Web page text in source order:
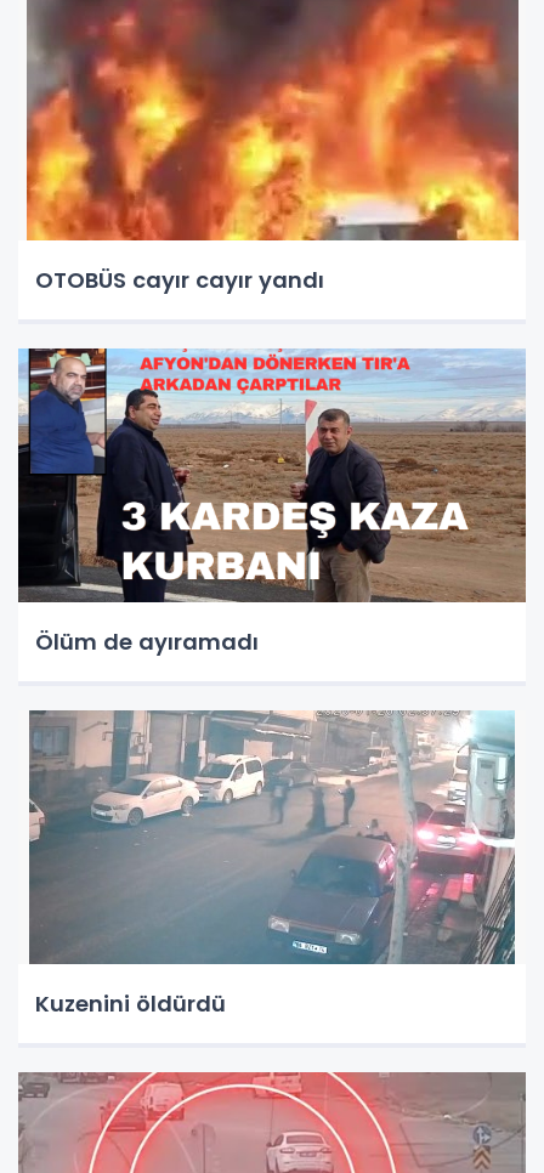
OTOBÜS cayır cayır yandı
Ölüm de ayıramadı
Kuzenini öldürdü